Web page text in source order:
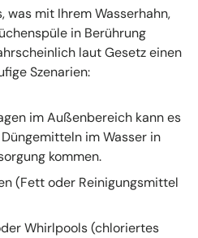
was mit Ihrem Wasserhahn,
in Berührung
laut Gesetz einen
Szenarien:
im Außenbereich kann es
im Wasser in
kommen.
(Fett oder Reinigungsmittel
Whirlpools (chloriertes